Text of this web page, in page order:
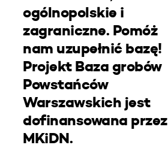
ogólnopolskie i
zagraniczne. Pomóż
nam uzupełnić bazę!
Projekt Baza grobów
Powstańców
Warszawskich jest
dofinansowana przez
MKiDN.